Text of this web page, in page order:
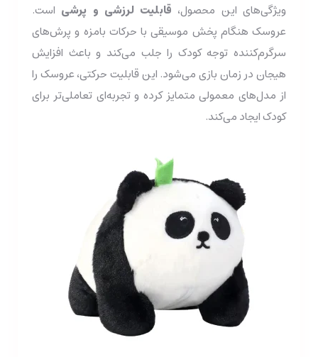
ویژگی‌های این محصول، قابلیت لرزشی و پرشی است.
عروسک هنگام پخش موسیقی با حرکات بامزه و پرش‌های
سرگرم‌کننده توجه کودک را جلب می‌کند و باعث افزایش
هیجان در زمان بازی می‌شود. این قابلیت حرکتی، عروسک را
از مدل‌های معمولی متمایز کرده و تجربه‌ای تعاملی‌تر برای
کودک ایجاد می‌کند.